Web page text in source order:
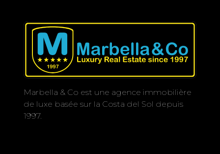
Marbella & Co est une agence immobilière
de luxe basée sur la Costa del Sol depuis
1997.